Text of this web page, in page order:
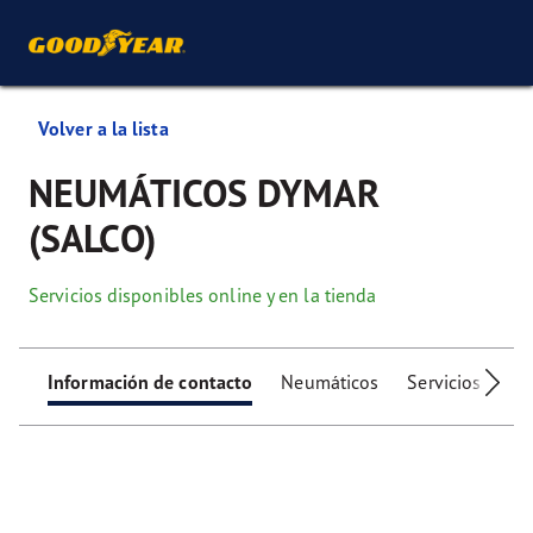
Volver a la lista
NEUMÁTICOS DYMAR
(SALCO)
Servicios disponibles online y en la tienda
Información de contacto Neumáticos Servicios